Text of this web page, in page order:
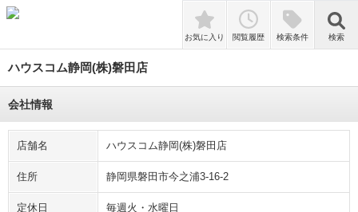
検索
お気に入り 閲覧履歴 検索条件 検索
ハウスコム静岡(株)磐田店
会社情報
店舗名 ハウスコム静岡(株)磐田店
住所 静岡県磐田市今之浦3-16-2
定休日 毎週火・水曜日